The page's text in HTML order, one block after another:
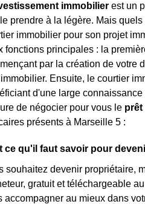
immobilier est un
prendre à la légère. Mais
immobilier pour son projet
fonctions principales : la
par la création de votre
Ensuite, le courtier
d'une large
de négocier pour vous le prêt
présents à Marseille 5 :
ce qu'il faut savoir pour
souhaitez devenir propriétaire,
gratuit et téléchargeable
accompagner au mieux dans